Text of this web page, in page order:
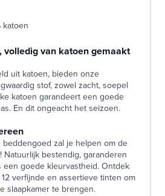
katoen
volledig van katoen gemaakt
uit katoen, bieden onze
stof, zowel zacht, soepel
katoen garandeert een goede
En dit ongeacht het seizoen.
zal je helpen om de
bestendig, garanderen
goede kleurvastheid. Ontdek
verfijnde en assertieve tinten om
slaapkamer te brengen.